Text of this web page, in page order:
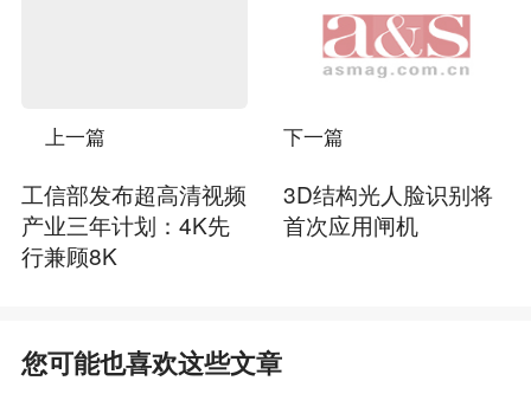
上一篇
工信部发布超高清视频
产业三年计划：4K先
行兼顾8K
下一篇
3D结构光人脸识别将
首次应用闸机
您可能也喜欢这些文章